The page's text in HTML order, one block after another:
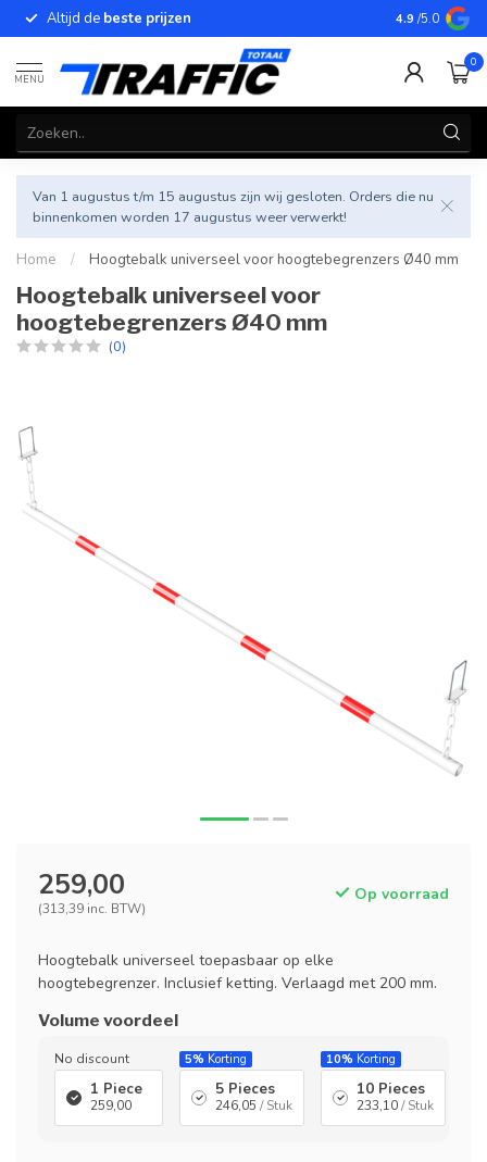
Altijd de beste prijzen Betrouwbare
4.9 /5.0
MENU
0
Van 1 augustus t/m 15 augustus zijn wij gesloten. Orders die nu
binnenkomen worden 17 augustus weer verwerkt!
Home / Hoogtebalk universeel voor hoogtebegrenzers Ø40 mm
Hoogtebalk universeel voor
hoogtebegrenzers Ø40 mm
(0)
259,00
(313,39 inc. BTW)
Op voorraad
Hoogtebalk universeel toepasbaar op elke
hoogtebegrenzer. Inclusief ketting. Verlaagd met 200 mm.
Volume voordeel
No discount
1 Piece
259,00
5% Korting
5 Pieces
246,05 / Stuk
10% Korting
10 Pieces
233,10/ Stuk